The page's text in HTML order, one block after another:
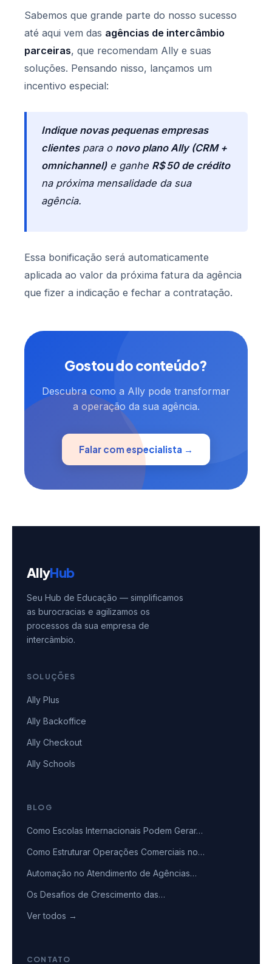
Sabemos que grande parte do nosso sucesso
até aqui vem das agências de intercâmbio
parceiras, que recomendam Ally e suas
soluções. Pensando nisso, lançamos um
incentivo especial:
Indique novas pequenas empresas
clientespara o novo plano Ally (CRM +
omnichannel)e ganhe R$ 50 de crédito
na próxima mensalidade da sua
agência.
Essa bonificação será automaticamente
aplicada ao valor da próxima fatura da agência
que fizer a indicação e fechar a contratação.
Gostou do conteúdo?
Descubra como a Ally pode transformar
a operação da sua agência.
Falar com especialista →
AllyHub
Seu Hub de Educação — simplificamos
as burocracias e agilizamos os
processos da sua empresa de
intercâmbio.
SOLUÇÕES
Ally Plus
Ally Backoffice
Ally Checkout
Ally Schools
BLOG
Como Escolas Internacionais Podem Gerar…
Como Estruturar Operações Comerciais no…
Automação no Atendimento de Agências…
Os Desafios de Crescimento das…
Ver todos →
CONTATO